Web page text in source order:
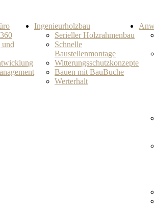
und
Ingenieurholzbau
Serieller Holzrahmenbau
Schnelle
Baustellenmontage
Witterungsschutzkonzepte
Bauen mit BauBuche
Werterhalt